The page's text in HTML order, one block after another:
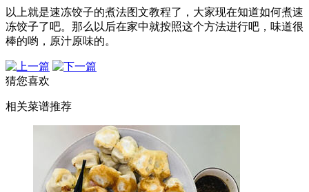
以上就是速冻饺子的煮法图文教程了，大家现在知道如何煮速
冻饺子了吧。那么以后在家中就按照这个方法进行吧，味道很
棒的哟，原汁原味的。
猜您喜欢
相关菜谱推荐